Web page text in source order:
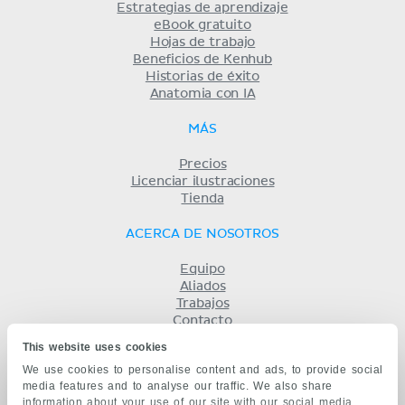
This website uses cookies
We use cookies to personalise content and ads, to provide social
media features and to analyse our traffic. We also share
information about your use of our site with our social media,
Estrategias de aprendizaje
eBook gratuito
Hojas de trabajo
Beneficios de Kenhub
Historias de éxito
Anatomia con IA
MÁS
Precios
Licenciar ilustraciones
Tienda
ACERCA DE NOSOTROS
Equipo
Aliados
Trabajos
Contacto
Términos y condiciones
Privacidad
KENHUB EN...